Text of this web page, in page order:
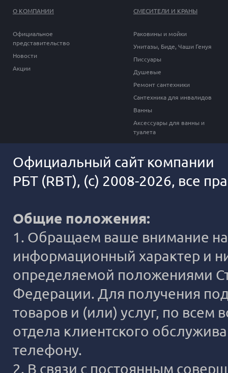
О КОМПАНИИ
Официальное
представительство
Новости
Акции
СМЕСИТЕЛИ И КРАНЫ
Раковины и мойки
Унитазы, Биде, Чаши Генуя
Писсуары
Душевые
Ремонт сантехники
Сантехника для инвалидов
Ванны
Аксессуары для ванны и
туалета
Официальный сайт компании
РБТ (RBT), (c) 2008-2026, все
Общие положения:
1. Обращаем ваше внимание на
информационный характер и
определяемой положениями
Федерации. Для получения
товаров и (или) услуг, по
отдела клиентского
телефону.
2. В связи с постоянным